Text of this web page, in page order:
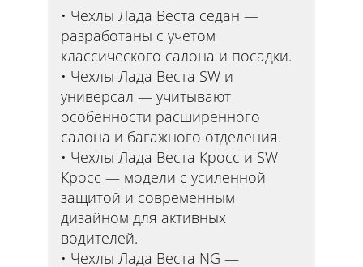
Чехлы Лада Веста седан —
разработаны с учетом
классического салона и посадки.
Чехлы Лада Веста SW и
универсал — учитывают
особенности расширенного
салона и багажного отделения.
Чехлы Лада Веста Кросс и SW
Кросс — модели с усиленной
защитой и современным
дизайном для активных
водителей.
Чехлы Лада Веста NG —